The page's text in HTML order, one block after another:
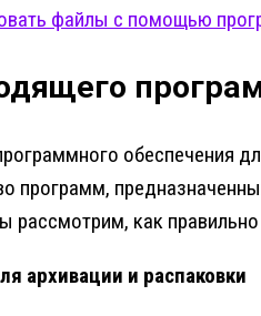
файлы с помощью
обеспечения
программ,
рассмотрим, как
архивации и распаковки